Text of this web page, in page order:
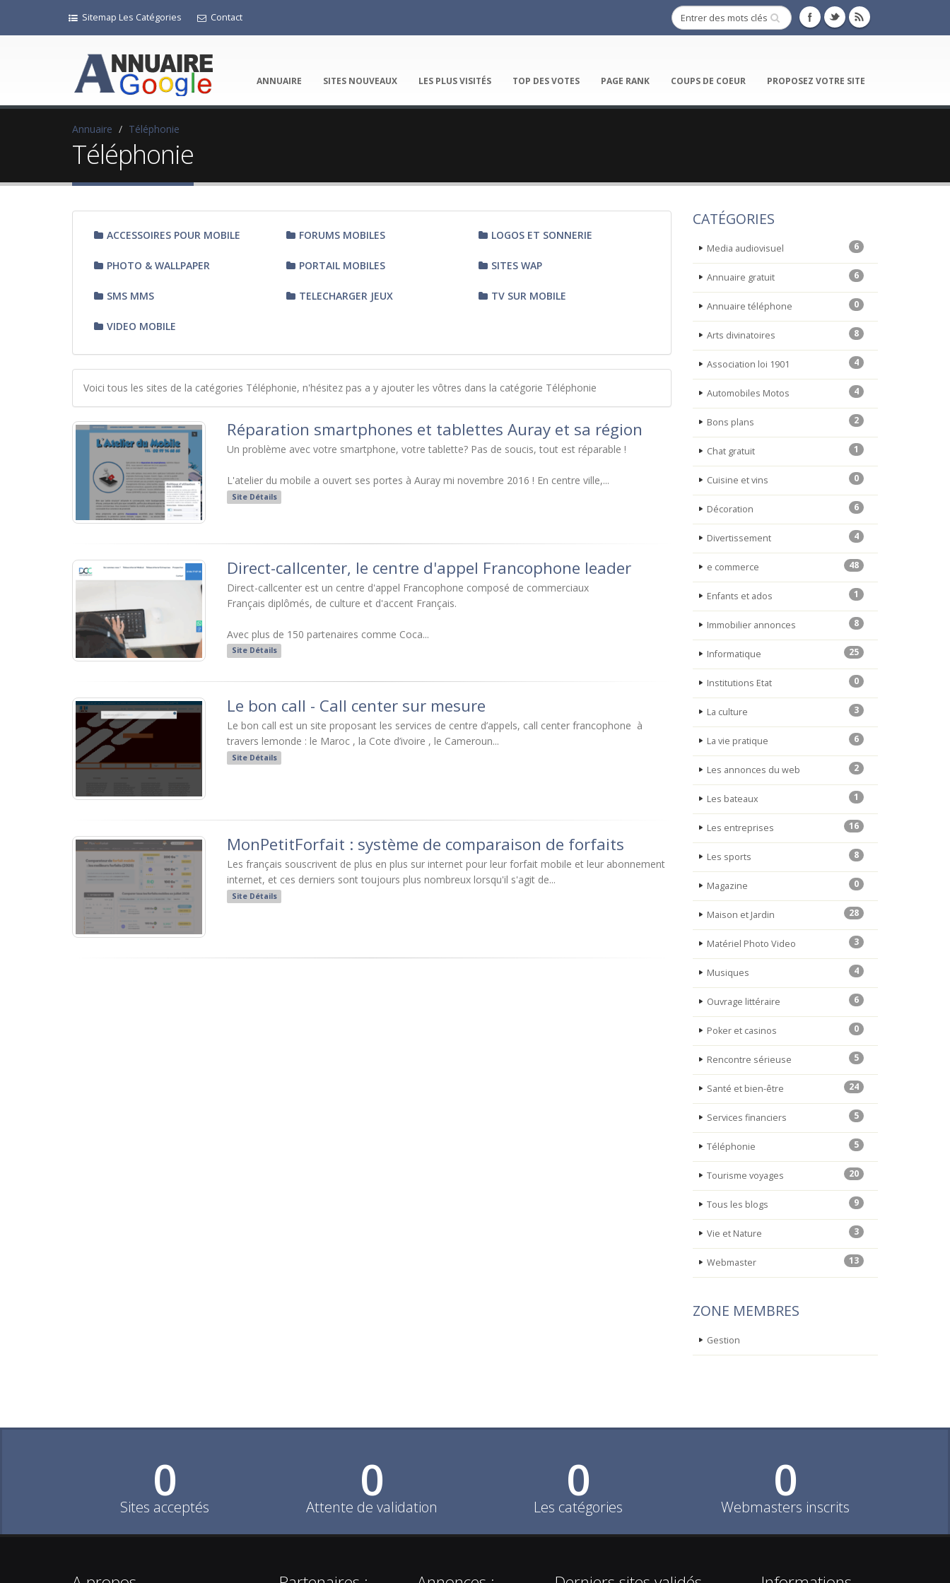
Sitemap Les Catégories Contact
ANNUAIRE SITES NOUVEAUX LES PLUS VISITÉS TOP DES VOTES PAGE RANK COUPS DE COEUR PROPOSEZ VOTRE SITE
Annuaire Téléphonie
Téléphonie
ACCESSOIRES POUR MOBILE FORUMS MOBILES LOGOS ET SONNERIE
PHOTO & WALLPAPER PORTAIL MOBILES SITES WAP
SMS MMS TELECHARGER JEUX TV SUR MOBILE
VIDEO MOBILE
Voici tous les sites de la catégories Téléphonie, n'hésitez pas a y ajouter les vôtres dans la catégorie Téléphonie
Réparation smartphones et tablettes Auray et sa région
Un problème avec votre smartphone, votre tablette? Pas de soucis, tout est réparable !
L'atelier du mobile a ouvert ses portes à Auray mi novembre 2016 ! En centre ville,...
Site Détails
Direct-callcenter, le centre d'appel Francophone leader
Direct-callcenter est un centre d'appel Francophone composé de commerciaux
Français diplômés, de culture et d'accent Français.
Avec plus de 150 partenaires comme Coca...
Site Détails
Le bon call - Call center sur mesure
Le bon call est un site proposant les services de centre d’appels, call center francophone à
travers lemonde : le Maroc , la Cote d’ivoire , le Cameroun...
Site Détails
MonPetitForfait : système de comparaison de forfaits
Les français souscrivent de plus en plus sur internet pour leur forfait mobile et leur abonnement
internet, et ces derniers sont toujours plus nombreux lorsqu'il s'agit de...
Site Détails
CATÉGORIES
Media audiovisuel 6
Annuaire gratuit 6
Annuaire téléphone 0
Arts divinatoires 8
Association loi 1901 4
Automobiles Motos 4
Bons plans 2
Chat gratuit 1
Cuisine et vins 0
Décoration 6
Divertissement 4
e commerce 48
Enfants et ados 1
Immobilier annonces 8
Informatique 25
Institutions Etat 0
La culture 3
La vie pratique 6
Les annonces du web 2
Les bateaux 1
Les entreprises 16
Les sports 8
Magazine 0
Maison et Jardin 28
Matériel Photo Video 3
Musiques 4
Ouvrage littéraire 6
Poker et casinos 0
Rencontre sérieuse 5
Santé et bien-être 24
Services financiers 5
Téléphonie 5
Tourisme voyages 20
Tous les blogs 9
Vie et Nature 3
Webmaster 13
ZONE MEMBRES
Gestion
0
Sites acceptés 0
Attente de validation 0
Les catégories 0
Webmasters inscrits